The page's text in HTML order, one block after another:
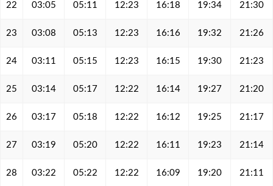
22 03:05 05:11 12:23 16:18 19:34 21:30
23 03:08 05:13 12:23 16:16 19:32 21:26
24 03:11 05:15 12:23 16:15 19:30 21:23
25 03:14 05:17 12:22 16:14 19:27 21:20
26 03:17 05:18 12:22 16:12 19:25 21:17
27 03:19 05:20 12:22 16:11 19:23 21:14
28 03:22 05:22 12:22 16:09 19:20 21:11